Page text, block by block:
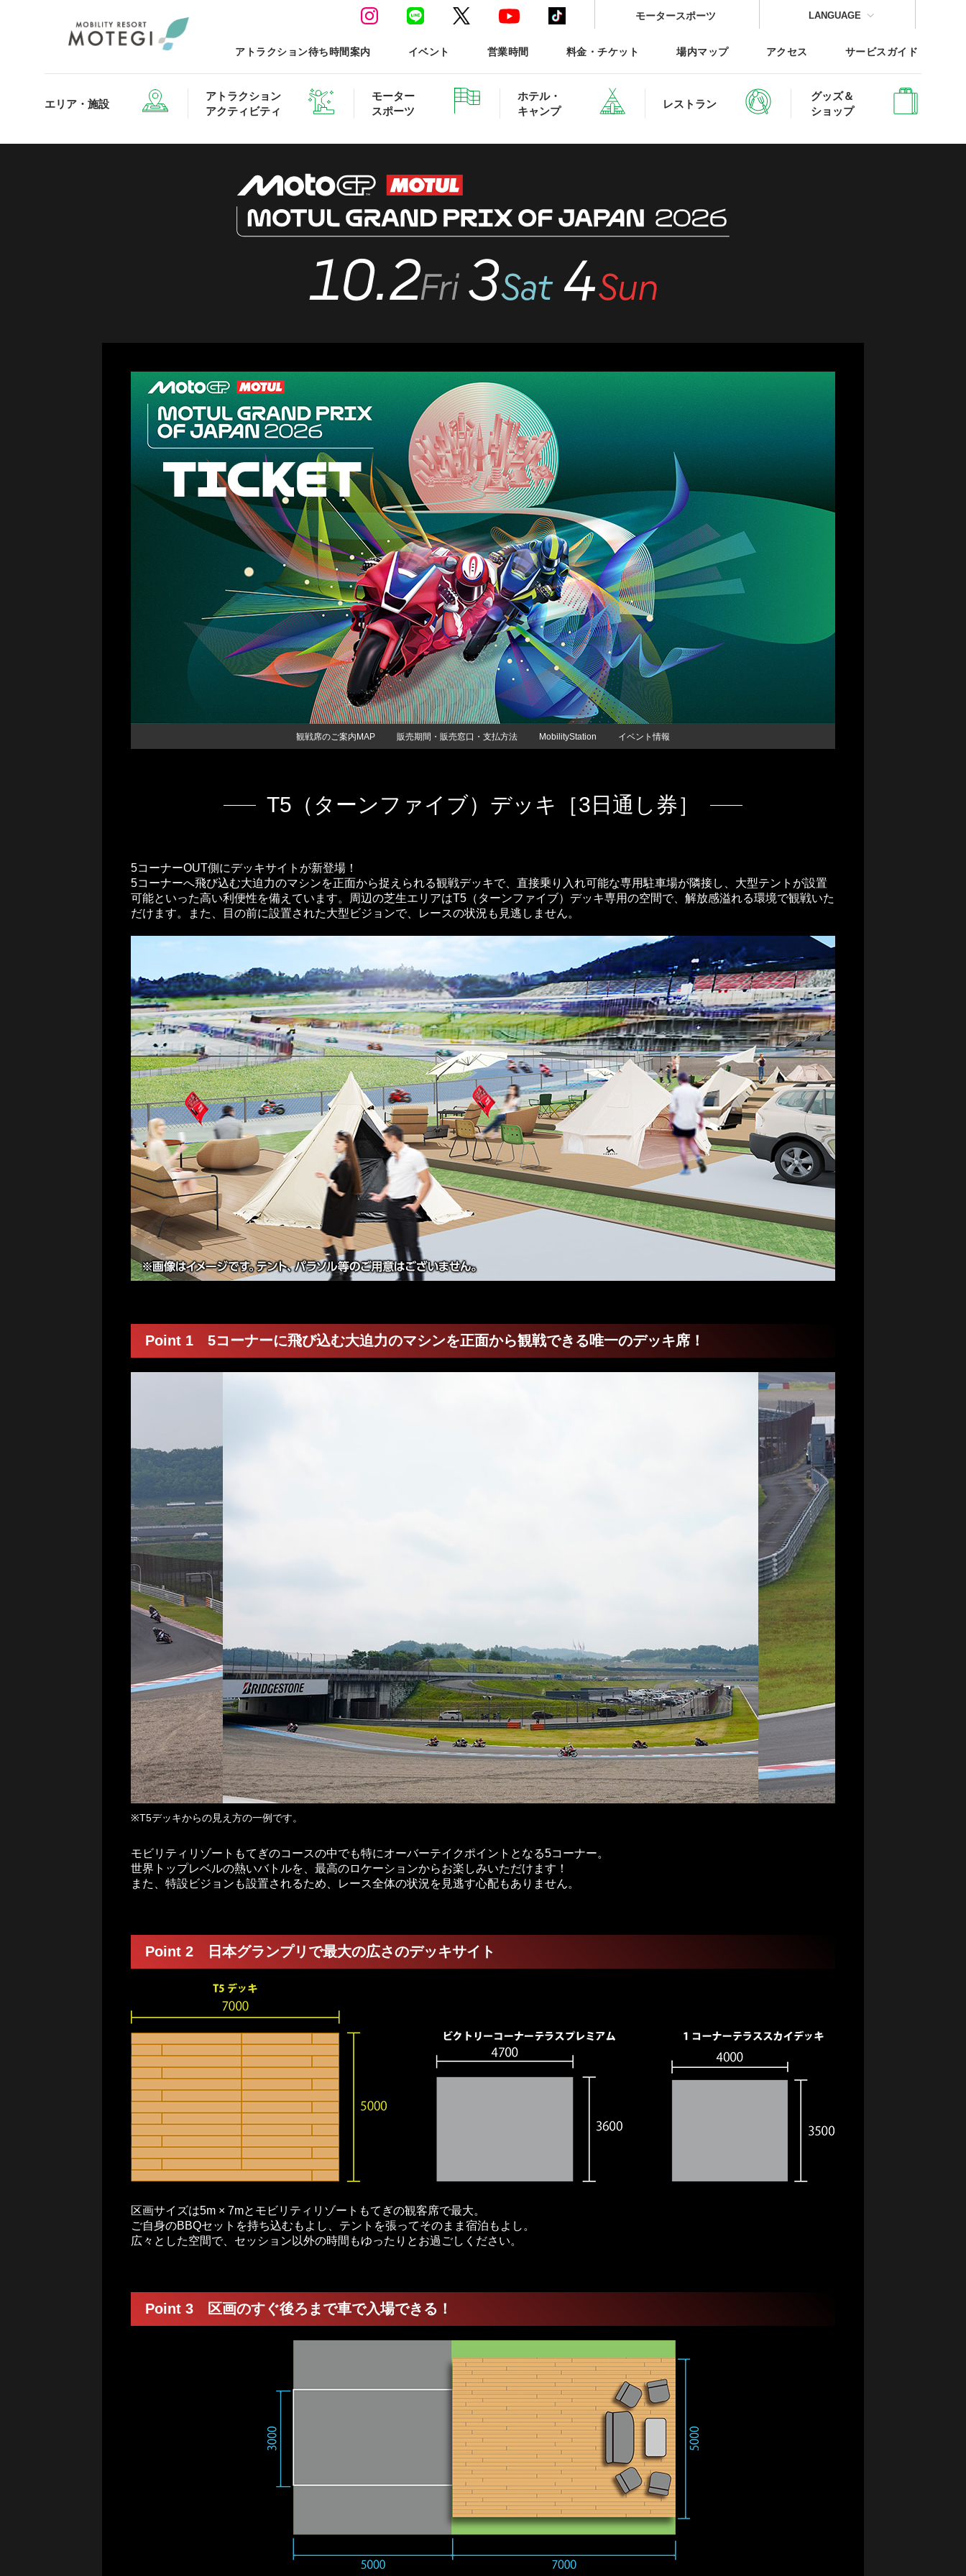
モータースポーツ LANGUAGE
アトラクション待ち時間案内 イベント 営業時間 料金・チケット 場内マップ アクセス サービスガイド
エリア・施設
アトラクション
アクティビティ
モーター
スポーツ
ホテル・
キャンプ
レストラン
グッズ＆
ショップ
モータースポーツ ホンダコレクションホール 交通教育センターもてぎ
アトラクション・アクティビティTOP
森感覚アスレチック DOKIDOKI 迷宮森殿 ITADAKI 巨大ネットの森 SUMIKA
空のアスレチックひろば KONOMI アクティビティ（自然体験・キャンプ）
バイクのアトラクション
大人も楽しめるレーシングカート 森の空中散歩（ジップライン） もてぎの楽しみ方
モータースポーツTOP
もてぎ2&4レース 全日本ロードレース スーパー耐久
アジアロードレース選手権 全日本トライアル 全日本カート サーキットを走る（走行体験・レース参戦・スクール）
JOY耐 K-TAI Motoフェスティバル もてぎチャンピオンカップ
もてぎロードレース もてぎショートコース もてぎカートレース
交通教育センターもてぎ スクール・走行会 2輪 スクール・走行会 4輪 MCoM会員
ホテル・グランピング ご予約
プレミアムステイルーム スーペリアファミリー
のぞみの湯
森と星空のキャンプヴィレッジTOP
グランピング
BBQ 期間限定スペシャルプラン
ハローウッズサイトTOP
カフェテリア オーク 森のジェラテリア ROCCO 森のキッチン どんぐり
グッズ・ショップ情報 オンラインショップ
観戦席のご案内MAP 販売期間・販売窓口・支払方法 MobilityStation イベント情報
T5（ターンファイブ）デッキ ［3日通し券］
5コーナーOUT側にデッキサイトが新登場！
5コーナーへ飛び込む大迫力のマシンを正面から捉えられる観戦デッキで、直接乗り入れ可能な専用駐車場が隣接し、大型テントが設置
可能といった高い利便性を備えています。周辺の芝生エリアはT5（ターンファイブ）デッキ専用の空間で、解放感溢れる環境で観戦いた
だけます。また、目の前に設置された大型ビジョンで、レースの状況も見逃しません。
Point 1 5コーナーに飛び込む大迫力のマシンを正面から観戦できる唯一のデッキ席！
※T5デッキからの見え方の一例です。
モビリティリゾートもてぎのコースの中でも特にオーバーテイクポイントとなる5コーナー。
世界トップレベルの熱いバトルを、最高のロケーションからお楽しみいただけます！
また、特設ビジョンも設置されるため、レース全体の状況を見逃す心配もありません。
Point 2 日本グランプリで最大の広さのデッキサイト
区画サイズは5m × 7mとモビリティリゾートもてぎの観客席で最大。
ご自身のBBQセットを持ち込むもよし、テントを張ってそのまま宿泊もよし。
広々とした空間で、セッション以外の時間もゆったりとお過ごしください。
Point 3 区画のすぐ後ろまで車で入場できる！